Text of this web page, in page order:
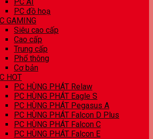
PC đồ hoạ
GAMING
Siêu cao cấp
Cao cấp
Trung cấp
Phổ thông
Cơ bản
HOT
PC HÙNG PHÁT Relaw
PC HÙNG PHÁT Eagle S
PC HÙNG PHÁT Pegasus A
PC HÙNG PHÁT Falcon D Plus
PC HÙNG PHÁT Falcon C
PC HÙNG PHÁT Falcon E